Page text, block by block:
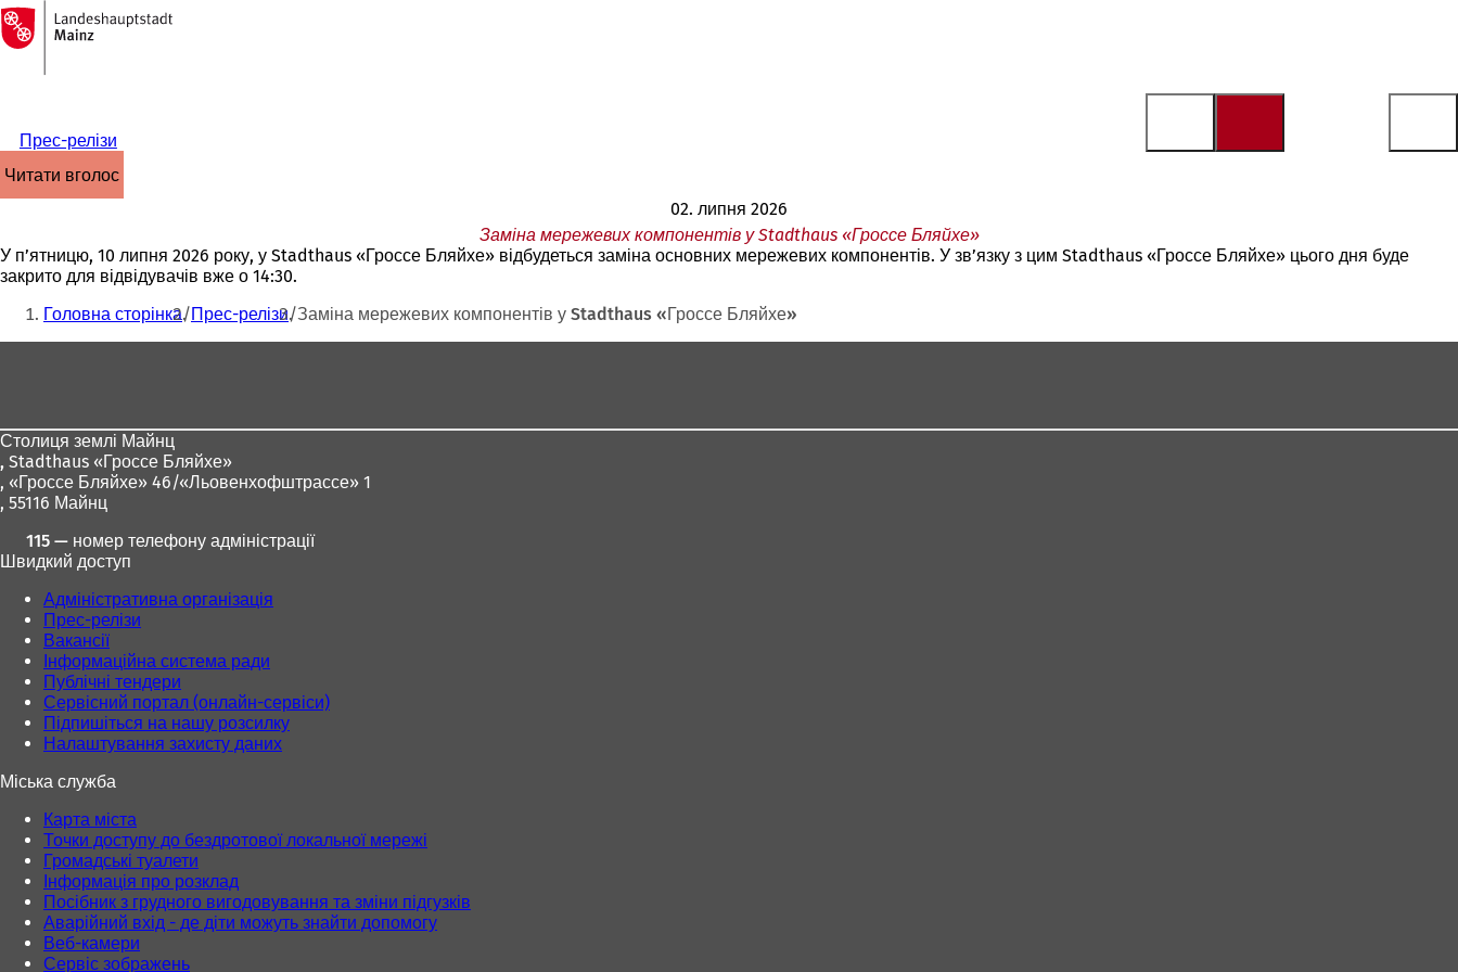
Перейти до змісту
На
головну
сторінку
Прес-релізи
читати вголос
02. липня 2026
Заміна мережевих компонентів у Stadthaus «Гроссе Бляйхе»
У п’ятницю, 10 липня 2026 року, у Stadthaus «Гроссе Бляйхе» відбудеться заміна основних мережевих компонентів. У зв’язку з цим Stadthaus «Гроссе Бляйхе» цього дня буде
закрито для відвідувачів вже о 14:30.
Ти
тут:
Головна сторінка Прес-релізи Заміна мережевих компонентів у Stadthaus «Гроссе Бляйхе»
Столиця землі Майнц
, Stadthaus «Гроссе Бляйхе»
, «Гроссе Бляйхе» 46/«Льовенхофштрассе» 1
, 55116 Майнц
115 — номер телефону адміністрації
Швидкий доступ
Адміністративна організація
Прес-релізи
Вакансії
Інформаційна система ради
Публічні тендери
Сервісний портал (онлайн-сервіси)
Підпишіться на нашу розсилку
Налаштування захисту даних
Міська служба
Карта міста
Точки доступу до бездротової локальної мережі
Громадські туалети
Інформація про розклад
Посібник з грудного вигодовування та зміни підгузків
Аварійний вхід - де діти можуть знайти допомогу
Веб-камери
Сервіс зображень